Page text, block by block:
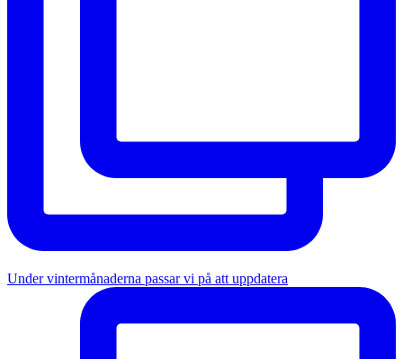
Under vintermånaderna passar vi på att uppdatera